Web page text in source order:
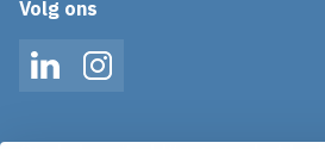
Volg ons
LinkedInInstagram